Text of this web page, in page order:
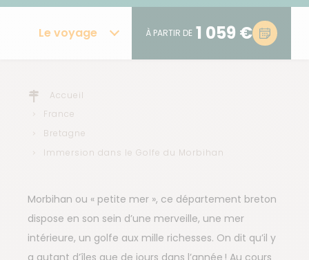
Le voyage À PARTIR DE 1 059 €
Accueil
France
Bretagne
Immersion dans le Golfe du Morbihan
Morbihan ou « petite mer », ce département breton
dispose en son sein d’une merveille, une mer
intérieure, un golfe aux mille richesses. On dit qu’il y
a autant d’îles que de jours dans l’année ! Au cours